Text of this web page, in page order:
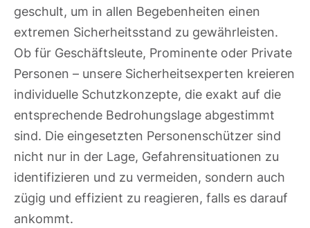
geschult, um in allen Begebenheiten einen
extremen Sicherheitsstand zu gewährleisten.
Ob für Geschäftsleute, Prominente oder Private
Personen – unsere Sicherheitsexperten kreieren
individuelle Schutzkonzepte, die exakt auf die
entsprechende Bedrohungslage abgestimmt
sind. Die eingesetzten Personenschützer sind
nicht nur in der Lage, Gefahrensituationen zu
identifizieren und zu vermeiden, sondern auch
zügig und effizient zu reagieren, falls es darauf
ankommt.